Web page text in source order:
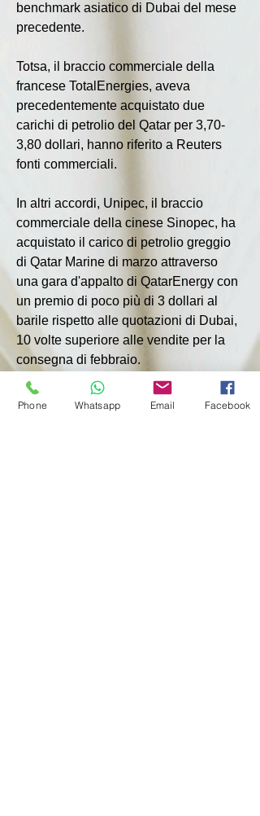
benchmark asiatico di Dubai del mese
precedente.
Totsa, il braccio commerciale della
francese TotalEnergies, aveva
precedentemente acquistato due
carichi di petrolio del Qatar per 3,70-
3,80 dollari, hanno riferito a Reuters
fonti commerciali.
In altri accordi, Unipec, il braccio
commerciale della cinese Sinopec, ha
acquistato il carico di petrolio greggio
di Qatar Marine di marzo attraverso
una gara d'appalto di QatarEnergy con
un premio di poco più di 3 dollari al
barile rispetto alle quotazioni di Dubai,
10 volte superiore alle vendite per la
consegna di febbraio.
Inoltre, la cinese Sinochem ha
Phone Whatsapp Email Facebook